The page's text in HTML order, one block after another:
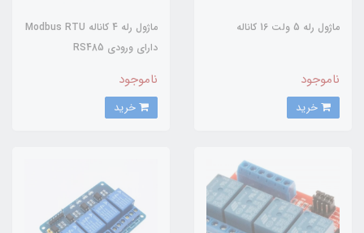
ماژول رله 5 ولت 16 کاناله
ناموجود
ماژول رله 4 کاناله Modbus RTU
دارای ورودی RS485
ناموجود